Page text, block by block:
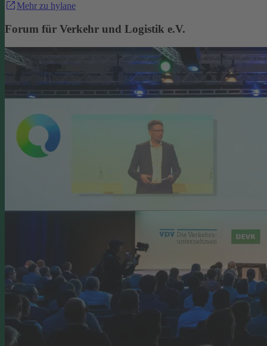
Mehr zu hylane
Forum für Verkehr und Logistik e.V.